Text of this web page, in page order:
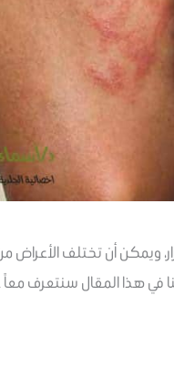
ويمكن أن تختلف
في هذا المقال سنتعرف معاً